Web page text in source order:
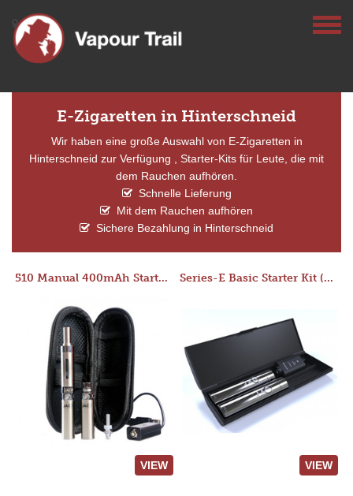
E-Zigaretten in Hinterschneid
Wir haben eine große Auswahl von E-Zigaretten in
Hinterschneid zur Verfügung , Starter-Kits für Leute, die mit
dem Rauchen aufhören.
Schnelle Lieferung
Mit dem Rauchen aufhören
Sichere Bezahlung in Hinterschneid
510 Manual 400mAh Starter Kit
VIEW
Series-E Basic Starter Kit (No Tank)
VIEW